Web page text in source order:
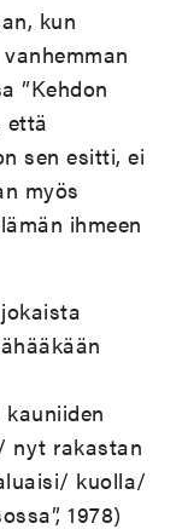
kun
”Kehdon
että
sen esitti, ei
myös
ihmeen
nyt rakastan
kuolla/
1978)